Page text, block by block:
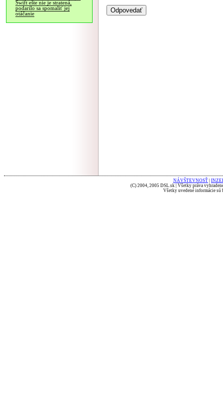
Swift ešte nie je stratená,
podarilo sa spomaliť jej
otáčanie
NÁVŠTEVNOSŤ
(C) 2004, 2005 DSL.sk | Všetky práva
Všetky uvedené informácie sú